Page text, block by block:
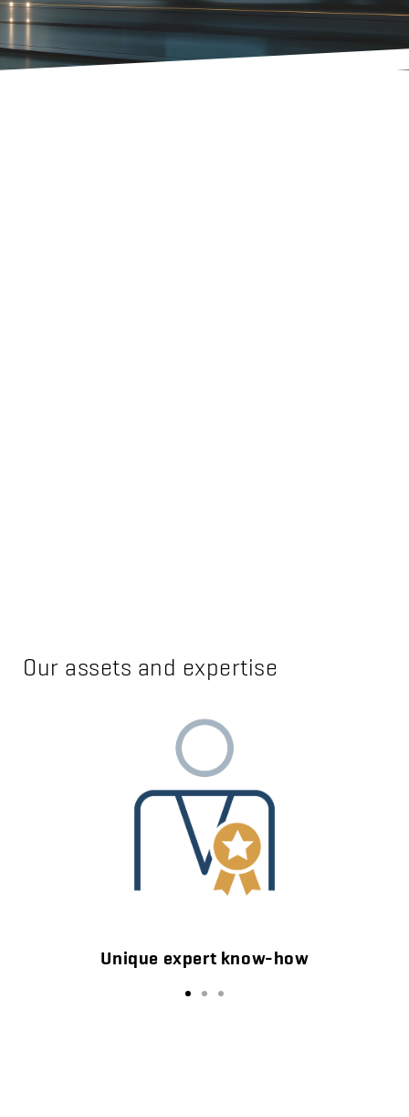
Our assets and expertise
Unique expert know-how